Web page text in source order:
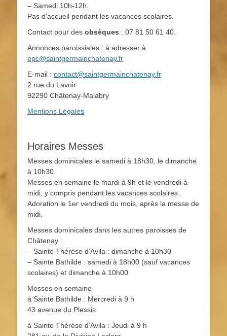
– Samedi 10h-12h.
Pas d’accueil pendant les vacances scolaires.
Contact pour des obsèques : 07 81 50 61 40.
Annonces paroissiales : à adresser à
epc@saintgermainchatenay.fr
E-mail : contact@saintgermainchatenay.fr
2 rue du Lavoir
92290 Châtenay-Malabry
Mentions Légales
Horaires Messes
Messes dominicales le samedi à 18h30, le dimanche
à 10h30.
Messes en semaine le mardi à 9h et le vendredi à
midi, y compris pendant les vacances scolaires.
Adoration le 1er vendredi du mois, après la messe de
midi.
Messes dominicales dans les autres paroisses de
Châtenay :
– Sainte Thérèse d’Avila : dimanche à 10h30
– Sainte Bathilde : samedi à 18h00 (sauf vacances
scolaires) et dimanche à 10h00
Messes en semaine
à Sainte Bathilde : Mercredi à 9 h
43 avenue du Plessis
à Sainte Thérèse d’Avila : Jeudi à 9 h